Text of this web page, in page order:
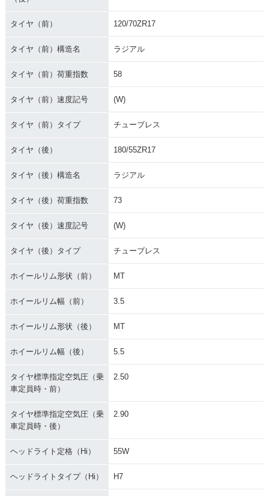
タイヤ（前） 120/70ZR17
タイヤ（前）構造名 ラジアル
タイヤ（前）荷重指数 58
タイヤ（前）速度記号 (W)
タイヤ（前）タイプ チューブレス
タイヤ（後） 180/55ZR17
タイヤ（後）構造名 ラジアル
タイヤ（後）荷重指数 73
タイヤ（後）速度記号 (W)
タイヤ（後）タイプ チューブレス
ホイールリム形状（前） MT
ホイールリム幅（前） 3.5
ホイールリム形状（後） MT
ホイールリム幅（後） 5.5
タイヤ標準指定空気圧（乗
車定員時・前）
2.50
タイヤ標準指定空気圧（乗
車定員時・後）
2.90
ヘッドライト定格（Hi） 55W
ヘッドライトタイプ（Hi） H7